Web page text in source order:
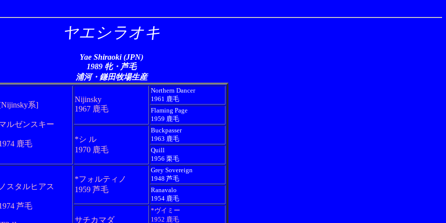
ヤエシラオキ
Yae Shiraoki (JPN)
1989 牝・芦毛
浦河・鎌田牧場生産
系]
ルゼンスキー
鹿毛
Nijinsky
1967 鹿毛
Northern Dancer
1961 鹿毛
Flaming Page
1959 鹿毛
*シ ル
1970 鹿毛
Buckpasser
1963 鹿毛
Quill
1956 栗毛
スタルヒアス
芦毛
*フォルティノ
1959 芦毛
Grey Sovereign
1948 芦毛
Ranavalo
1954 鹿毛
サチカマダ
*ヴイミー
1952 鹿毛